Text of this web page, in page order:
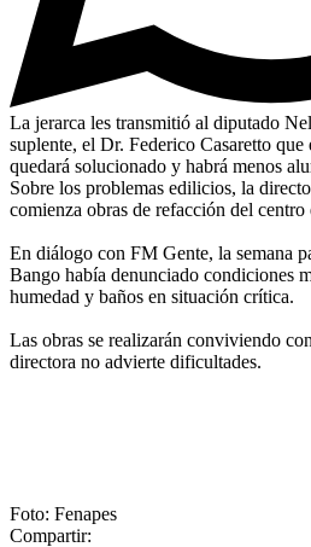
La jerarca les transmitió al diputado
suplente, el Dr. Federico Casaretto que
quedará solucionado y habrá menos
Sobre los problemas edilicios, la
comienza obras de refacción del centro
En diálogo con FM Gente, la semana
Bango había denunciado condiciones
humedad y baños en situación crítica.
Las obras se realizarán conviviendo
directora no advierte dificultades.
Foto: Fenapes
Compartir: